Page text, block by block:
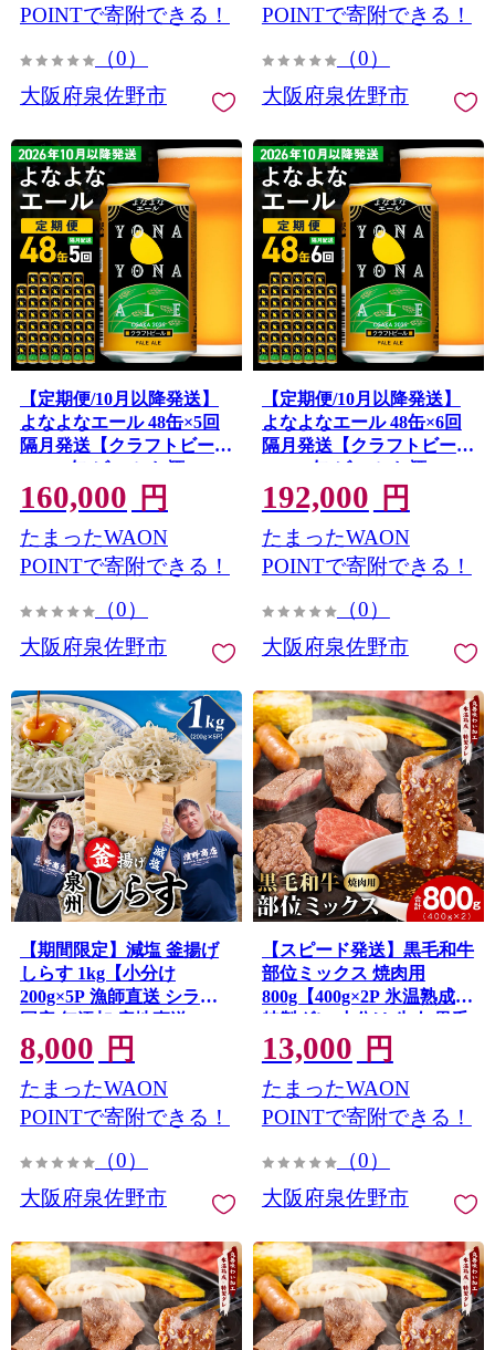
POINTで寄附できる！
（0）
大阪府泉佐野市
POINTで寄附できる！
（0）
大阪府泉佐野市
【定期便/10月以降発送】
よなよなエール 48缶×5回
隔月発送【クラフトビール
350ml 缶 ビール お酒 beer
びーる BBQ 宅飲み 家飲み
晩酌 高評価 家計応援 ヤッ
ホーブルーイング】 G4288
160,000 円
たまったWAON
POINTで寄附できる！
（0）
大阪府泉佐野市
【定期便/10月以降発送】
よなよなエール 48缶×6回
隔月発送【クラフトビール
350ml 缶 ビール お酒 beer
びーる BBQ 宅飲み 家飲み
晩酌 高評価 家計応援 ヤッ
ホーブルーイング】 G4289
192,000 円
たまったWAON
POINTで寄附できる！
（0）
大阪府泉佐野市
【期間限定】減塩 釜揚げ
しらす 1kg【小分け
200g×5P 漁師直送 シラス
国産 無添加 産地直送
sirasu 海鮮 しらす 鰯 イワ
シ いわし スピード発送】
G4947
8,000 円
たまったWAON
POINTで寄附できる！
（0）
大阪府泉佐野市
【スピード発送】黒毛和牛
部位ミックス 焼肉用
800g【400g×2P 氷温熟成×
特製ダレ 小分け 牛肉 黒毛
和牛 簡単調理 訳あり】
mrz0508
13,000 円
たまったWAON
POINTで寄附できる！
（0）
大阪府泉佐野市